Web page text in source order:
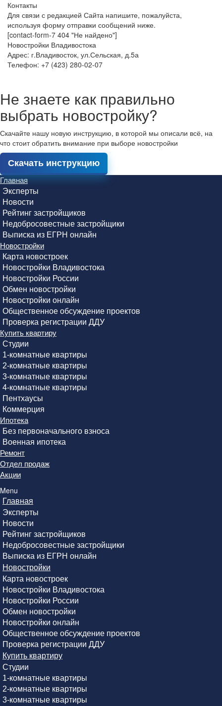
Контакты
Для связи с редакцией Сайта напишите, пожалуйста,
используя форму отправки сообщений ниже.
[contact-form-7 404 "Не найдено"]
Новостройки Владивостока
Адрес: г.Владивосток, ул.Сельская, д.5а
Телефон: +7 (423) 280-02-07
Не знаете как правильно
выбрать новостройку?
Скачайте нашу новую инструкцию, в которой мы описали всё, на
что стоит обратить внимание при выборе новостройки
Скачать инструкцию
Главная
Эксперты
Новости
Рейтинг застройщиков
Недобросовестные застройщики
Выписка из ЕГРН онлайн
Новостройки
Карта новостроек
Новостройки Владивостока
Новостройки России
Обмен новостройки
Новостройки онлайн
Общественное обсуждение проектов
Проверка регистрации ДДУ
Купить квартиру
Студии
1-комнатные квартиры
2-комнатные квартиры
3-комнатные квартиры
4-комнатные квартиры
Пентхаусы
Коммерция
Ипотека
Без первоначального взноса
Военная ипотека
Ремонт
Отдел продаж
Акции
Menu
Главная
Эксперты
Новости
Рейтинг застройщиков
Недобросовестные застройщики
Выписка из ЕГРН онлайн
Новостройки
Карта новостроек
Новостройки Владивостока
Новостройки России
Обмен новостройки
Новостройки онлайн
Общественное обсуждение проектов
Проверка регистрации ДДУ
Купить квартиру
Студии
1-комнатные квартиры
2-комнатные квартиры
3-комнатные квартиры